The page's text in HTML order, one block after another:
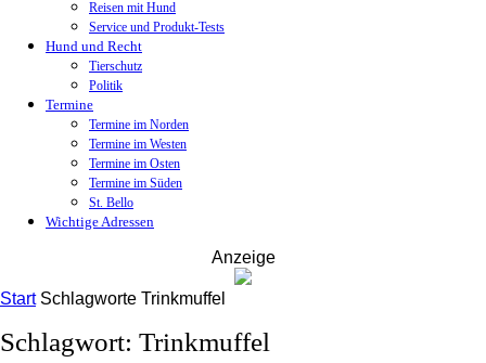
Reisen mit Hund
Service und Produkt-Tests
Hund und Recht
Tierschutz
Politik
Termine
Termine im Norden
Termine im Westen
Termine im Osten
Termine im Süden
St. Bello
Wichtige Adressen
Anzeige
Start Schlagworte Trinkmuffel
Schlagwort: Trinkmuffel